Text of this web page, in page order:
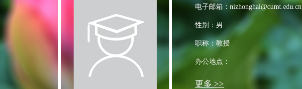
电子邮箱： nizhonghai@cumt.edu.cn
性别：男
职称：教授
办公地点：
更多 >>